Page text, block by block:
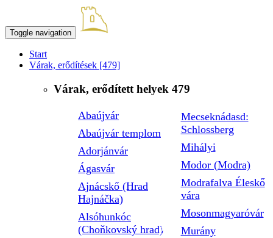
Toggle navigation
Start
Várak, erődítések [479]
Várak, erődített helyek 479
Abaújvár
Abaújvár templom
Adorjánvár
Ágasvár
Ajnácskő (Hrad
Hajnáčka)
Alsóhunkóc
(Choňkovský hrad)
Mecseknádasd:
Schlossberg
Mihályi
Modor (Modra)
Modrafalva Éleskő
vára
Mosonmagyaróvár
Murány